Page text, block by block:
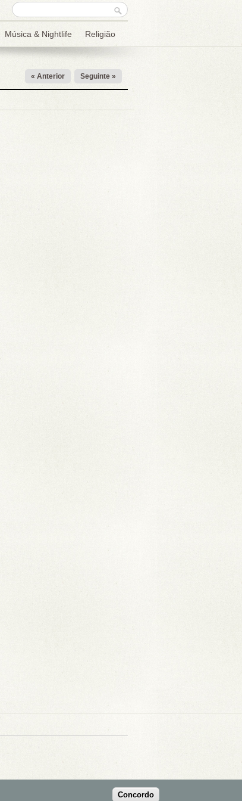
Formulário de
procura
Procurar
Música & Nightlife Religião
« Anterior Seguinte »
Concordo